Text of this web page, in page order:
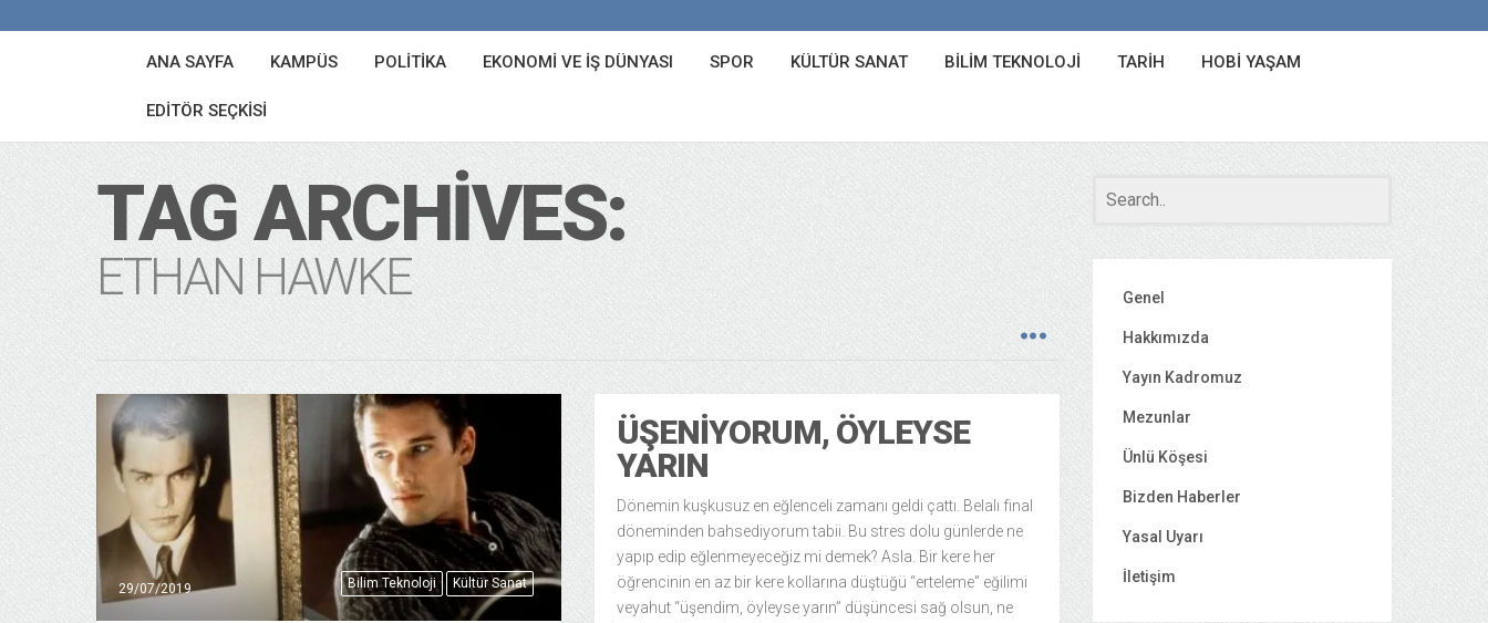
ANA SAYFA KAMPÜS POLITIKA EKONOMI VE İŞ DÜNYASI SPOR KÜLTÜR SANAT BILIM TEKNOLOJI TARIH HOBI YAŞAM
EDITÖR SEÇKISI
TAG ARCHIVES:
ETHAN HAWKE
Bilim Teknoloji Kültür Sanat
29/07/2019
ÜŞENIYORUM, ÖYLEYSE
YARIN
Dönemin kuşkusuz en eğlenceli zamanı geldi çattı. Belalı final
döneminden bahsediyorum tabii. Bu stres dolu günlerde ne
yapıp edip eğlenmeyeceğiz mi demek? Asla. Bir kere her
öğrencinin en az bir kere kollarına düştüğü “erteleme” eğilimi
veyahut “üşendim, öyleyse yarın” düşüncesi sağ olsun, ne
Genel
Hakkımızda
Yayın Kadromuz
Mezunlar
Ünlü Köşesi
Bizden Haberler
Yasal Uyarı
İletişim